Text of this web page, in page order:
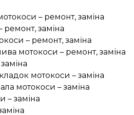
– ремонт, заміна
ремонт, заміна
– ремонт, заміна
мотокоси – ремонт, заміна
мотокоси – заміна
мотокоси – заміна
– заміна